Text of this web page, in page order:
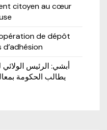
citoyen au cœur
de dépôt
أبشي: الرئيس
يطالب الحكومة